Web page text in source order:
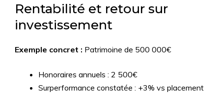
Rentabilité et retour sur
investissement
Exemple concret : Patrimoine de 500 000€
Honoraires annuels : 2 500€
Surperformance constatée : +3% vs placement